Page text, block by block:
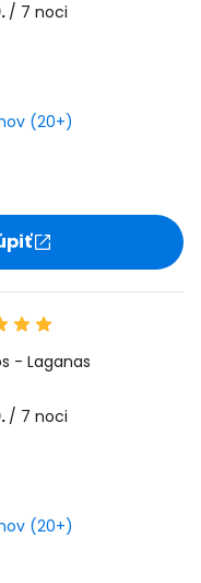
/ 7 noci
(20+)
- Laganas
/ 7 noci
(20+)